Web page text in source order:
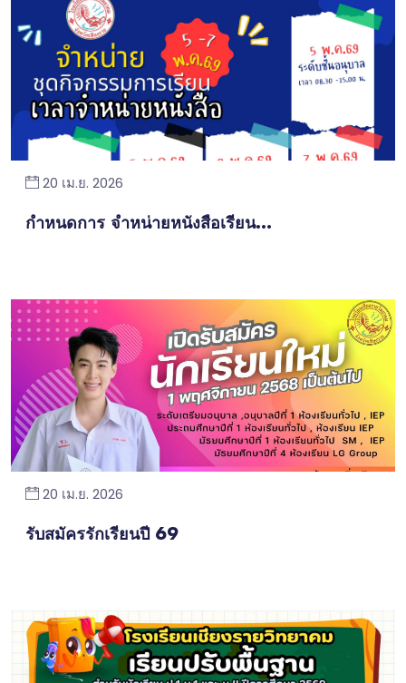
20 เม.ย. 2026
กำหนดการ จำหน่ายหนังสือเรียน...
20 เม.ย. 2026
รับสมัครรักเรียนปี 69